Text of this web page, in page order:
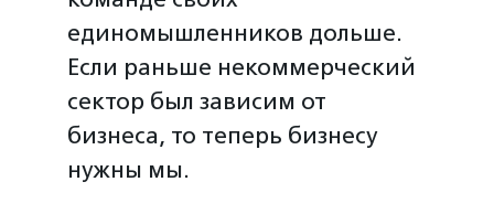
единомышленников дольше.
Если раньше некоммерческий
сектор был зависим от
бизнеса, то теперь бизнесу
нужны мы.